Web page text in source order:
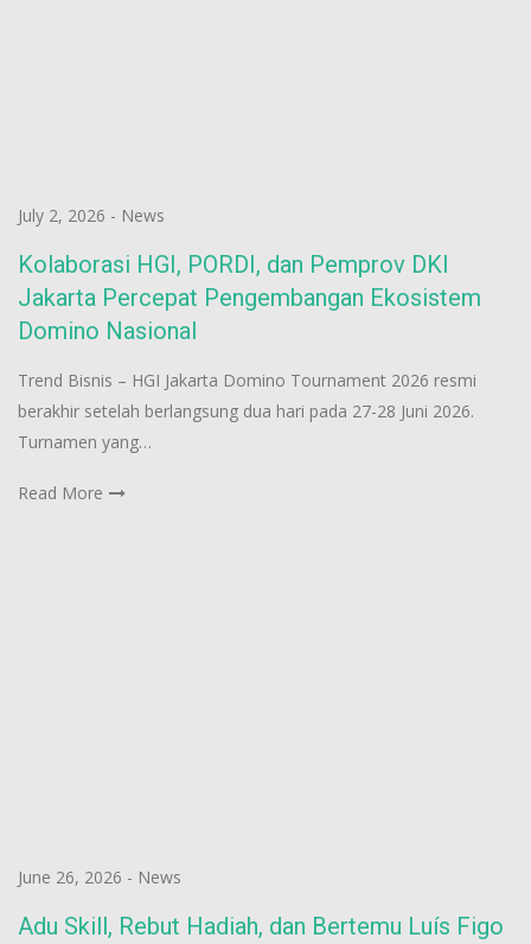
July 2, 2026 - News
Kolaborasi HGI, PORDI, dan Pemprov DKI
Jakarta Percepat Pengembangan Ekosistem
Domino Nasional
Trend Bisnis – HGI Jakarta Domino Tournament 2026 resmi
berakhir setelah berlangsung dua hari pada 27-28 Juni 2026.
Turnamen yang…
Read More
June 26, 2026 - News
Adu Skill, Rebut Hadiah, dan Bertemu Luís Figo